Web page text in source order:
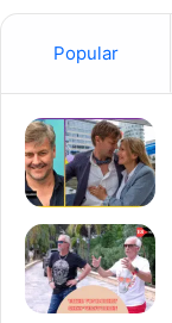
Popular